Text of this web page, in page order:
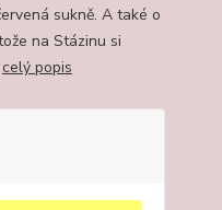
sukně. A také o
na Stázinu si
celý popis